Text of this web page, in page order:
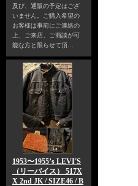
及び、通販の予定はござ
いません。ご購入希望の
お客様は事前にご連絡の
上、ご来店、ご商談が可
能な方と限らせて頂…
1953〜1955’s LEVI'S
（リーバイス） 517X
X 2nd JK / SIZE46 / B